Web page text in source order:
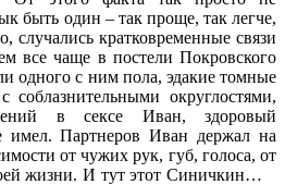
быть один – так проще, так легче,
случались кратковременные связи
все чаще в постели Покровского
одного с ним пола, эдакие томные
округлостями,
в сексе Иван, здоровый
имел. Партнеров Иван держал на
от чужих рук, губ, голоса, от
жизни. И тут этот Синичкин…